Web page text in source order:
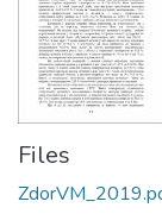
Files